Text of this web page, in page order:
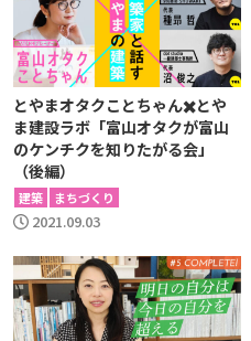
とやまオタクことちゃん✖️とや
ま建設ラボ「富山オタクが富山
のケンチクを知りたがる会」
（後編）
建築 まちづくり
2021.09.03